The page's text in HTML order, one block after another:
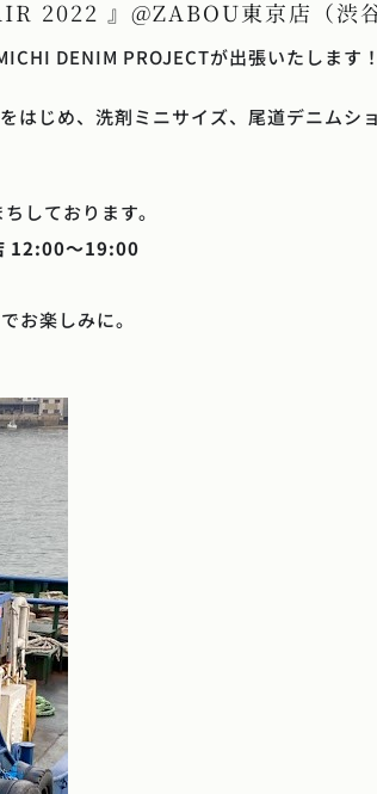
2022 』@ZABOU東京店（渋谷
DENIM PROJECTが出張いたします！
じめ、洗剤ミニサイズ、尾道デニムシ
しております。
12:00〜19:00
お楽しみに。